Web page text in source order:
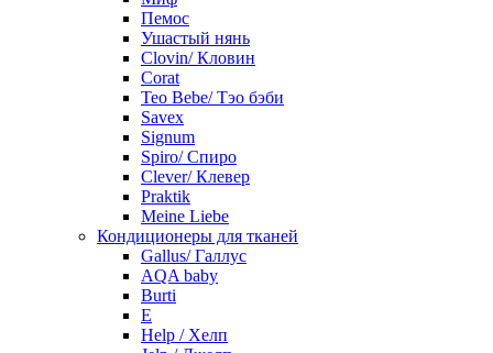
Пемос
Ушастый нянь
Clovin/ Кловин
Corat
Teo Bebe/ Тэо бэби
Savex
Signum
Spiro/ Спиро
Clever/ Клевер
Praktik
Meine Liebe
Кондиционеры для тканей
Gallus/ Галлус
AQA baby
Burti
E
Help / Хелп